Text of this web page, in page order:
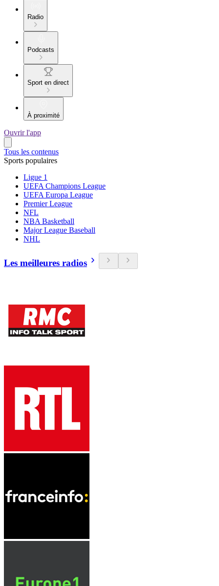
Radio
Podcasts
Sport en direct
À proximité
Ouvrir l'app
Tous les contenus
Sports populaires
Ligue 1
UEFA Champions League
UEFA Europa League
Premier League
NFL
NBA Basketball
Major League Baseball
NHL
Les meilleures radios